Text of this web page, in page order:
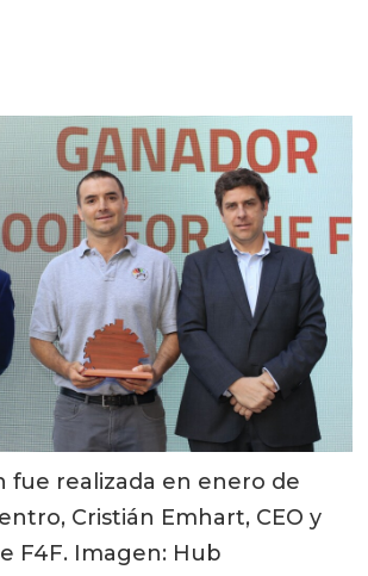
fue realizada en enero de
Cristián Emhart, CEO y
F4F. Imagen: Hub